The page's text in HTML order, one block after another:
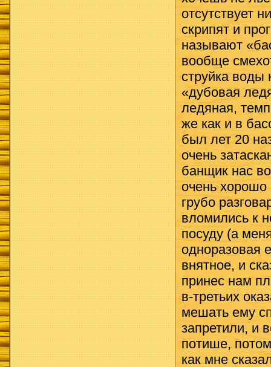
отсутствует
скрипят и
называют
вообще
струйка
«дубовая
ледяная,
же как и в
был лет 20
очень
банщик нас
очень хорошо
грубо
вломились к
посуду (а
одноразовая
внятное, и
принес нам
в-третьих
мешать ему
запретили, и
потише,
как мне